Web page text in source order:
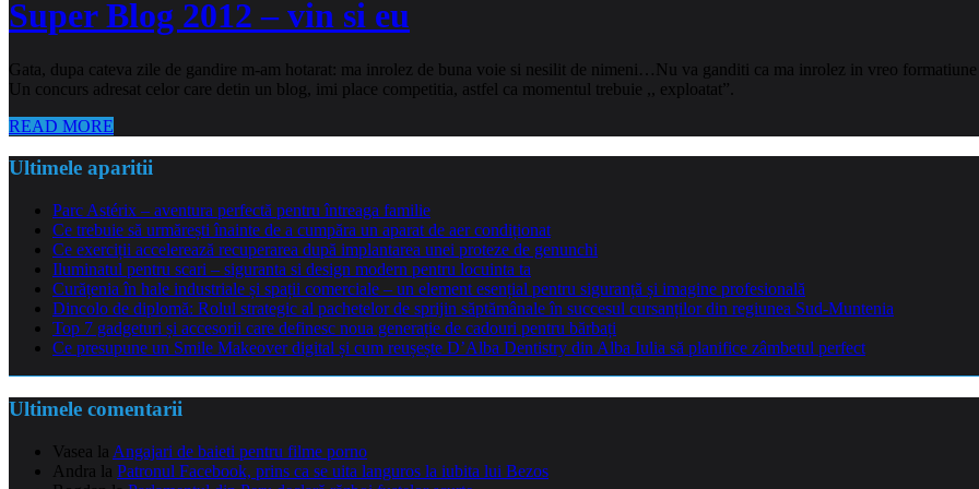
Super Blog 2012 – vin si eu
Gata, dupa cateva zile de gandire m-am hotarat: ma inrolez de buna voie si nesilit de nimeni…Nu va ganditi ca ma inrolez in vreo
Un concurs adresat celor care detin un blog, imi place competitia, astfel ca momentul trebuie ,, exploatat”.
READ MORE
Ultimele aparitii
Parc Astérix – aventura perfectă pentru întreaga familie
Ce trebuie să urmărești înainte de a cumpăra un aparat de aer condiționat
Ce exerciții accelerează recuperarea după implantarea unei proteze de genunchi
Iluminatul pentru scari – siguranta si design modern pentru locuinta ta
Curățenia în hale industriale și spații comerciale – un element esențial pentru siguranță și imagine profesională
Dincolo de diplomă: Rolul strategic al pachetelor de sprijin săptămânale în succesul cursanților din regiunea Sud-Muntenia
Top 7 gadgeturi și accesorii care definesc noua generație de cadouri pentru bărbați
Ce presupune un Smile Makeover digital și cum reușește D’Alba Dentistry din Alba Iulia să planifice zâmbetul perfect
Ultimele comentarii
Vasea la Angajari de baieti pentru filme porno
Andra la Patronul Facebook, prins ca se uita languros la iubita lui Bezos